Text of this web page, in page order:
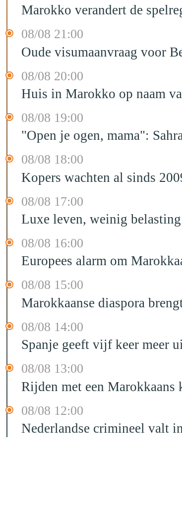
Marokko verandert de
08/08 21:00
Oude visumaanvraag voor
08/08 20:00
Huis in Marokko op naam
08/08 19:00
"Open je ogen, mama":
08/08 18:00
Kopers wachten al sinds
08/08 17:00
Luxe leven, weinig
08/08 16:00
Europees alarm om
08/08 15:00
Marokkaanse diaspora
08/08 14:00
Spanje geeft vijf keer meer
08/08 13:00
Rijden met een
08/08 12:00
Nederlandse crimineel valt